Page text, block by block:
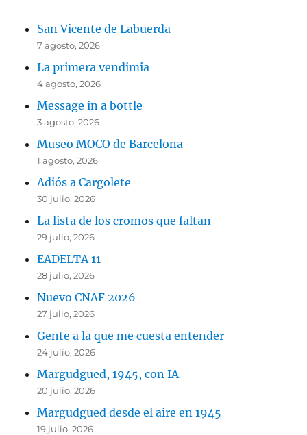
San Vicente de Labuerda
7 agosto, 2026
La primera vendimia
4 agosto, 2026
Message in a bottle
3 agosto, 2026
Museo MOCO de Barcelona
1 agosto, 2026
Adiós a Cargolete
30 julio, 2026
La lista de los cromos que faltan
29 julio, 2026
EADELTA 11
28 julio, 2026
Nuevo CNAF 2026
27 julio, 2026
Gente a la que me cuesta entender
24 julio, 2026
Margudgued, 1945, con IA
20 julio, 2026
Margudgued desde el aire en 1945
19 julio, 2026